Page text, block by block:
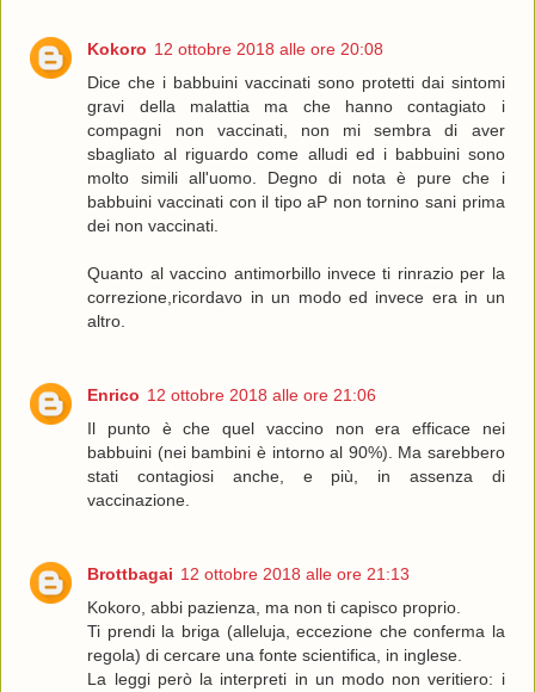
Kokoro 12 ottobre 2018 alle ore 20:08
Dice che i babbuini vaccinati sono protetti dai sintomi
gravi della malattia ma che hanno contagiato i
compagni non vaccinati, non mi sembra di aver
sbagliato al riguardo come alludi ed i babbuini sono
molto simili all'uomo. Degno di nota è pure che i
babbuini vaccinati con il tipo aP non tornino sani prima
dei non vaccinati.
Quanto al vaccino antimorbillo invece ti rinrazio per la
correzione,ricordavo in un modo ed invece era in un
altro.
Enrico 12 ottobre 2018 alle ore 21:06
Il punto è che quel vaccino non era efficace nei
babbuini (nei bambini è intorno al 90%). Ma sarebbero
stati contagiosi anche, e più, in assenza di
vaccinazione.
Brottbagai 12 ottobre 2018 alle ore 21:13
Kokoro, abbi pazienza, ma non ti capisco proprio.
Ti prendi la briga (alleluja, eccezione che conferma la
regola) di cercare una fonte scientifica, in inglese.
La leggi però la interpreti in un modo non veritiero: i